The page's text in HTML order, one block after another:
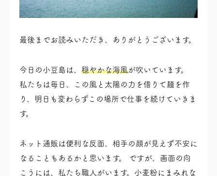
最後までお読みいただき、ありがとうございます。
今日の小豆島は、 穏やかな海風が吹いています。
私たちは毎日、この風と太陽の力を借りて麺を作
り、明日も変わらずこの場所で仕事を続けていきま
す。
ネット通販は便利な反面、相手の顔が見えず不安に
なることもあるかと思います。 ですが、画面の向
こうには、私たち職人がいます。小麦粉にまみれな